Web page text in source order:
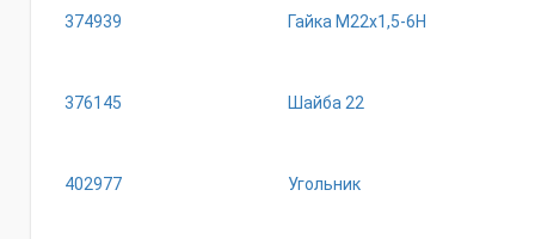
374939 Гайка М22х1,5-6Н
376145 Шайба 22
402977 Угольник